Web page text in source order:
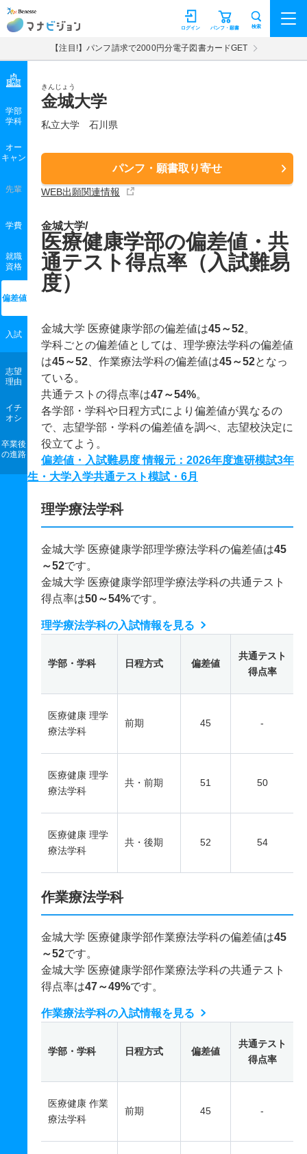
マナビジョン パンフ・願書
ログイン 検索
【注目!】パンフ請求で2000円分電子図書カードGET
きんじょう
金城大学
私立大学 石川県
パンフ・願書取り寄せ
WEB出願関連情報
学部
学科
オー
キャン
先輩
学費
就職
資格
偏差値
入試
志望
理由
イチ
オシ
卒業後
の進路
金城大学/
医療健康学部の偏差値・共
通テスト得点率（入試難易
度）
金城大学 医療健康学部の偏差値は45～52。
学科ごとの偏差値としては、理学療法学科の偏差値
は45～52 、作業療法学科の偏差値は45～52となっ
ている。
共通テストの得点率は47～54%。
各学部・学科や日程方式により偏差値が異なるの
で、志望学部・学科の偏差値を調べ、志望校決定に
役立てよう。
偏差値・入試難易度 情報元：2026年度進研模試3年
生・大学入学共通テスト模試・6月
理学療法学科
金城大学 医療健康学部理学療法学科の偏差値は45
～52です。
金城大学 医療健康学部理学療法学科の共通テスト
得点率は50～54%です。
理学療法学科の入試情報を見る
学部・学科 日程方式 偏差値
共通テスト
得点率
医療健康 理学
療法学科
前期 45 -
医療健康 理学
療法学科
共・前期 51 50
医療健康 理学
療法学科
共・後期 52 54
作業療法学科
金城大学 医療健康学部作業療法学科の偏差値は45
～52です。
金城大学 医療健康学部作業療法学科の共通テスト
得点率は47～49%です。
作業療法学科の入試情報を見る
学部・学科 日程方式 偏差値
共通テスト
得点率
医療健康 作業
療法学科
前期 45 -